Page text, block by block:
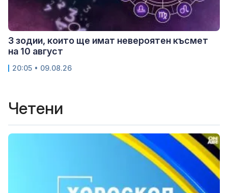
3 зодии, които ще имат невероятен късмет
на 10 август
20:05 • 09.08.26
Четени